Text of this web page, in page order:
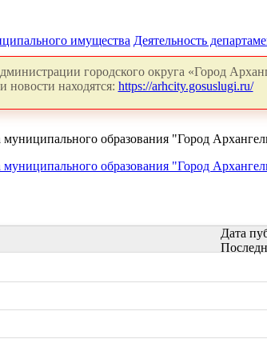
имущества Деятельность
городского округа «Город
новости находятся: https://arhcity.gosuslugi.ru/
образования "Город
образования "Город
Дата